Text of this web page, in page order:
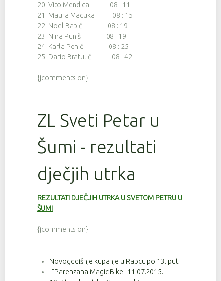
20. Vito Mendica 08 : 11
21. Maura Macuka 08 : 15
22. Noel Babić 08 : 19
23. Nina Puniš 08 : 19
24. Karla Penić 08 : 25
25. Dario Bratulić 08 : 42
{jcomments on}
ZL Sveti Petar u
Šumi - rezultati
dječjih utrka
REZULTATI DJEČJIH UTRKA U SVETOM PETRU U
ŠUMI
{jcomments on}
Novogodišnje kupanje u Rapcu po 13. put
""Parenzana Magic Bike" 11.07.2015.